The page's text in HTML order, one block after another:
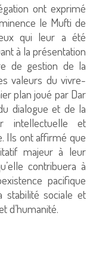
ont exprimé
le Mufti de
qui leur a été
à la présentation
de gestion de la
valeurs du vivre-
plan joué par Dar
dialogue et de la
intellectuelle et
Ils ont affirmé que
majeur à leur
contribuera à
pacifique
stabilité sociale et
d’humanité.